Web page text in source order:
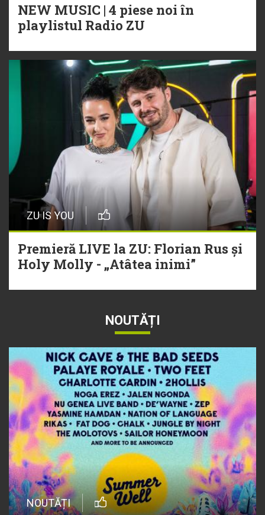
NEW MUSIC | 4 piese noi în
playlistul Radio ZU
ZU IS YOU
Premieră LIVE la ZU: Florian Rus și
Holy Molly - „Atâtea inimi”
NOUTĂȚI
NOUTĂȚI